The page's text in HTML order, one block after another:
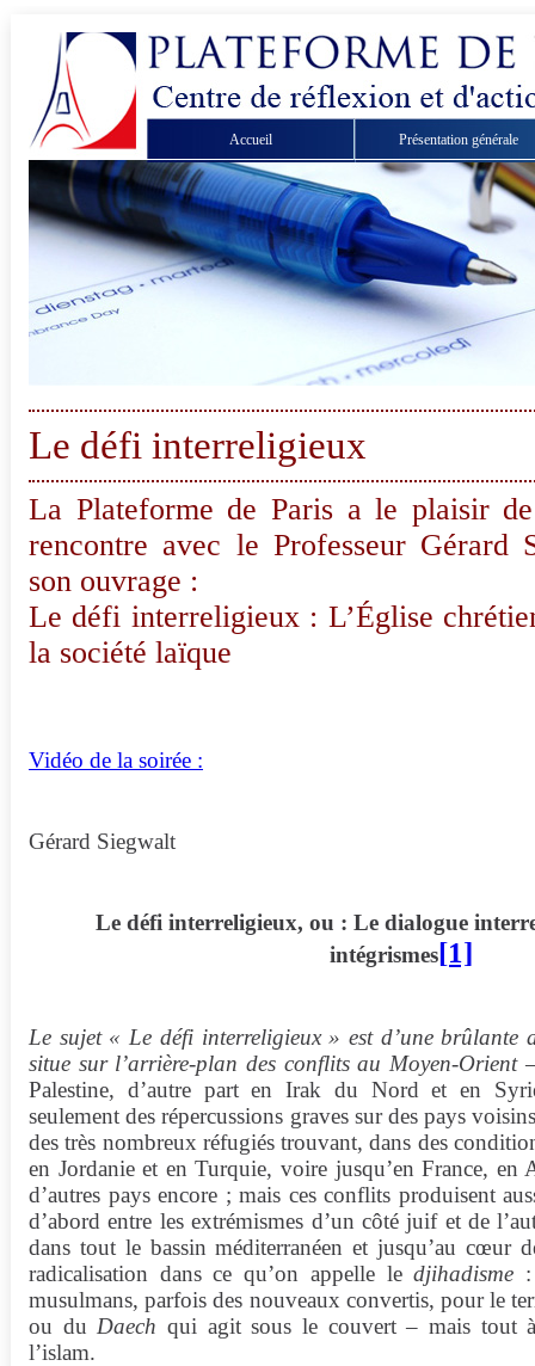
Accueil Présentation générale
Le défi interreligieux
La Plateforme de Paris a le plaisir
rencontre avec le Professeur Gérard
son ouvrage :
Le défi interreligieux : L’Église
la société laïque
Vidéo de la soirée :
Gérard Siegwalt
Le défi interreligieux, ou : Le dialogue
intégrismes[1]
Le sujet « Le défi interreligieux » est d’une brûlante
situe sur l’arrière-plan des conflits au Moyen-Orient–
Palestine, d’autre part en Irak du Nord et en
seulement des répercussions graves sur des pays
des très nombreux réfugiés trouvant, dans des
en Jordanie et en Turquie, voire jusqu’en France, en
d’autres pays encore ; mais ces conflits produisent
d’abord entre les extrémismes d’un côté juif et de
dans tout le bassin méditerranéen et jusqu’au cœur
radicalisation dans ce qu’on appelle ledjihadisme
musulmans, parfois des nouveaux convertis, pour le
ou du Daech qui agit sous le couvert – mais tout
l’islam.